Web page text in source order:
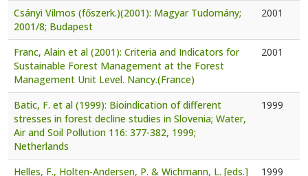
Csányi Vilmos (főszerk.)(2001): Magyar Tudomány;
2001/8; Budapest
2001
Franc, Alain et al (2001): Criteria and Indicators for
Sustainable Forest Management at the Forest
Management Unit Level. Nancy.(France)
2001
Batic, F. et al (1999): Bioindication of different
stresses in forest decline studies in Slovenia; Water,
Air and Soil Pollution 116: 377-382, 1999;
Netherlands
1999
Helles, F., Holten-Andersen, P. & Wichmann, L. [eds.]
1999